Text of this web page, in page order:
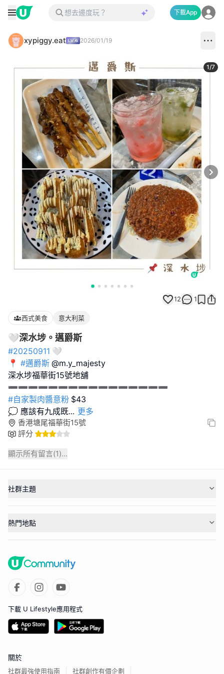
下載App
xypiggy.eat 2026/01/19
1/7
12 1
西式美食 意大利菜
🤍深水埗。邁爵斯
#20250911 🤍
📍 #邁爵斯 @m.y_majesty
深水埗福華街15號地舖
#自家製肉醬意粉 $43
💭 應該有九成既... 更多
香港塘尾福華街15號
評分
顯示所有留言(1)...
社群主題
熱門地點
下載 U Lifestyle應用程式
關於
社群最強使用指南 社群創作有價企劃